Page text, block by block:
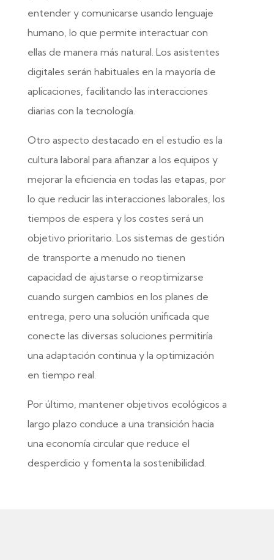
entender y comunicarse usando lenguaje
humano, lo que permite interactuar con
ellas de manera más natural. Los asistentes
digitales serán habituales en la mayoría de
aplicaciones, facilitando las interacciones
diarias con la tecnología.
Otro aspecto destacado en el estudio es la
cultura laboral para afianzar a los equipos y
mejorar la eficiencia en todas las etapas, por
lo que reducir las interacciones laborales, los
tiempos de espera y los costes será un
objetivo prioritario. Los sistemas de gestión
de transporte a menudo no tienen
capacidad de ajustarse o reoptimizarse
cuando surgen cambios en los planes de
entrega, pero una solución unificada que
conecte las diversas soluciones permitiría
una adaptación continua y la optimización
en tiempo real.
Por último, mantener objetivos ecológicos a
largo plazo conduce a una transición hacia
una economía circular que reduce el
desperdicio y fomenta la sostenibilidad.